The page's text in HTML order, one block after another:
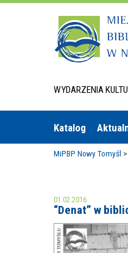
WYDARZENIA
Katalog
MiPBP Nowy Tomyśl >
01.02.2016
“Denat” w